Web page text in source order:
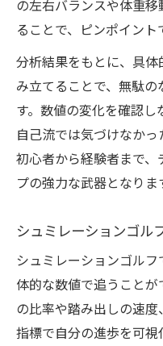
の左右バランスや体重
ることで、ピンポイント
分析結果をもとに、具
み立てることで、無駄
す。数値の変化を確認し
自己流では気づけなかっ
初心者から経験者まで
プの強力な武器となりま
シュミレーションゴル
シュミレーションゴル
体的な数値で追うこと
の比率や踏み出しの速
指標で自分の進歩を可